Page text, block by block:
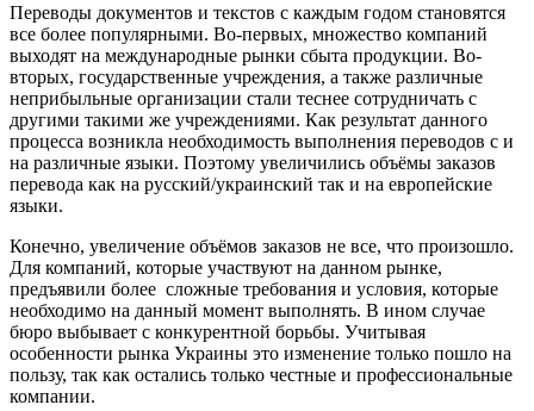
Переводы документов и текстов с каждым годом становятся
все более популярными. Во-первых, множество компаний
выходят на международные рынки сбыта продукции. Во-
вторых, государственные учреждения, а также различные
неприбыльные организации стали теснее сотрудничать с
другими такими же учреждениями. Как результат данного
процесса возникла необходимость выполнения переводов с и
на различные языки. Поэтому увеличились объёмы заказов
перевода как на русский/украинский так и на европейские
языки.
Конечно, увеличение объёмов заказов не все, что произошло.
Для компаний, которые участвуют на данном рынке,
предъявили более сложные требования и условия, которые
необходимо на данный момент выполнять. В ином случае
бюро выбывает с конкурентной борьбы. Учитывая
особенности рынка Украины это изменение только пошло на
пользу, так как остались только честные и профессиональные
компании.